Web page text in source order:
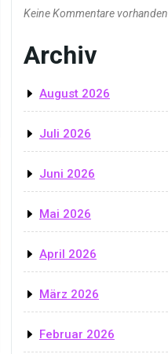
Keine Kommentare vorhanden.
Archiv
August 2026
Juli 2026
Juni 2026
Mai 2026
April 2026
März 2026
Februar 2026